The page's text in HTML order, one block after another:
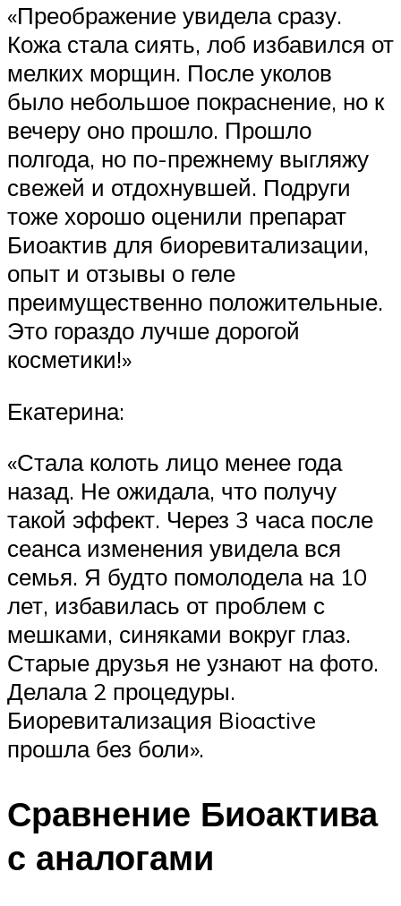
«Преображение увидела сразу.
Кожа стала сиять, лоб избавился от
мелких морщин. После уколов
было небольшое покраснение, но к
вечеру оно прошло. Прошло
полгода, но по-прежнему выгляжу
свежей и отдохнувшей. Подруги
тоже хорошо оценили препарат
Биоактив для биоревитализации,
опыт и отзывы о геле
преимущественно положительные.
Это гораздо лучше дорогой
косметики!»
Екатерина:
«Стала колоть лицо менее года
назад. Не ожидала, что получу
такой эффект. Через 3 часа после
сеанса изменения увидела вся
семья. Я будто помолодела на 10
лет, избавилась от проблем с
мешками, синяками вокруг глаз.
Старые друзья не узнают на фото.
Делала 2 процедуры.
Биоревитализация Bioactive
прошла без боли».
Сравнение Биоактива
с аналогами